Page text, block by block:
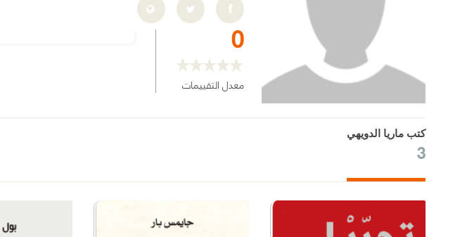
0
معدل التقييمات
كتب ماريا الدويهي
3